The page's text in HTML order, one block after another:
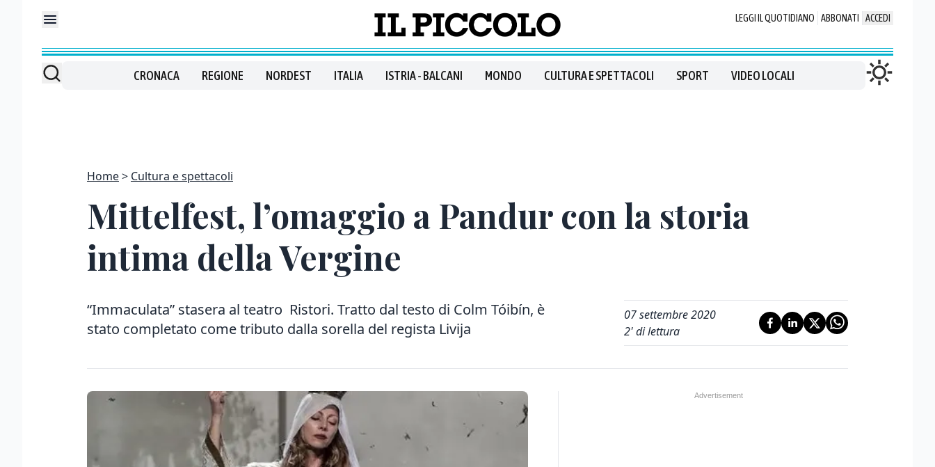
LEGGI IL QUOTIDIANO ABBONATI ACCEDI
CRONACA REGIONE NORDEST ITALIA ISTRIA - BALCANI MONDO CULTURA E SPETTACOLI SPORT VIDEO LOCALI
Home Cultura e spettacoli
Mittelfest, l’omaggio a Pandur con la storia
intima della Vergine
“Immaculata” stasera al teatro Ristori. Tratto dal testo di Colm Tóibín, è
stato completato come tributo dalla sorella del regista Livija
07 settembre 2020
2' di lettura